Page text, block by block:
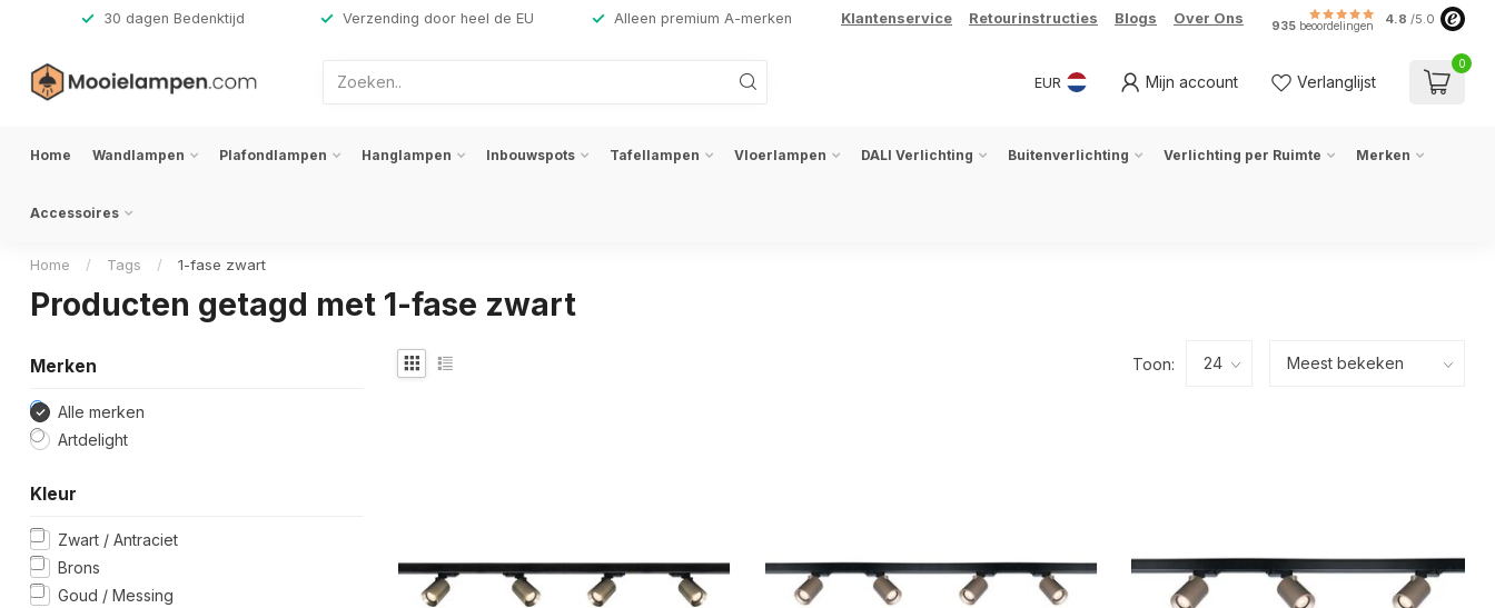
30 dagen Bedenktijd Verzending door heel de EU Alleen premium A-merken Klantenservice Retourinstructies Blogs Over Ons 935 beoordelingen 4.8 /5.0
EUR Mijn account Verlanglijst
0
Home Wandlampen Plafondlampen Hanglampen Inbouwspots Tafellampen Vloerlampen DALI Verlichting Buitenverlichting Verlichting per Ruimte Merken
Accessoires
Home / Tags / 1-fase zwart
Producten getagd met 1-fase zwart
Merken
Alle merken
Artdelight
Kleur
Zwart / Antraciet
Brons
Goud / Messing
Toon: